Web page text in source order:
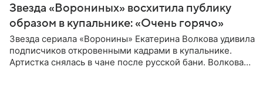
Звезда «Ворониных» восхитила публику
образом в купальнике: «Очень горячо»
Звезда сериала «Воронины» Екатерина Волкова удивила
подписчиков откровенными кадрами в купальнике.
Артистка снялась в чане после русской бани. Волкова